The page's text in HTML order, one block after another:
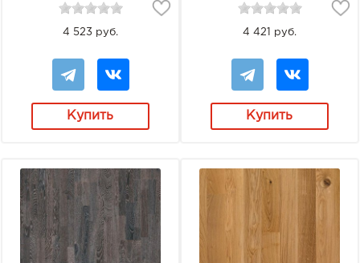
4 523 руб.
Купить
Brown
4 421 руб.
Купить